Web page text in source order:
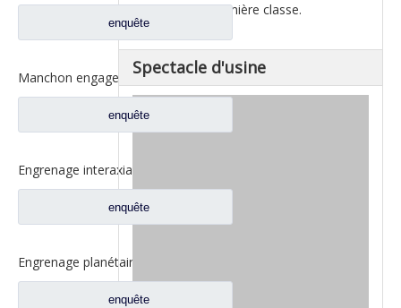
enquête
Manchon engageant coulissant pour les pièces de rechange BF0047M0-4 de camion de Ford d'axe de Fuwa 330
enquête
enquête
enquête
nationale de première classe.
Spectacle d'usine